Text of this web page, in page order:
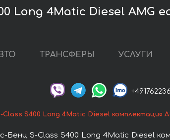
Long 4Matic Diesel AMG
ТРАНСФЕРЫ УСЛУГИ
S400 Long 4Matic Diesel комплектация
S-Class S400 Long 4Matic Diesel